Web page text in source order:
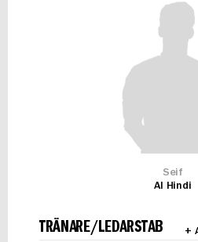
Seif
Al Hindi
TRÄNARE/LEDARSTAB +